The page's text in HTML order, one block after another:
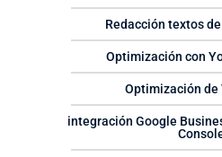
Redacción textos
Optimización con
Optimización de
integración Google